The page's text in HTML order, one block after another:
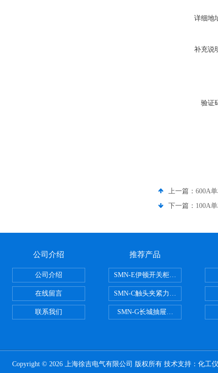
详细地
补充说
验证
上一篇： 600A
下一篇： 100A
公司介绍
公司介绍
在线留言
联系我们
推荐产品
SMN-E伊顿开关柜触头夹紧力检
SMN-C触头夹紧力检测仪
SMN-G长城抽屉开关柜触头夹紧
Copyright © 2026 上海徐吉电气有限公司 版权所有 技术支持： 化工